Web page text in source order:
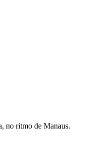
no ritmo de Manaus.